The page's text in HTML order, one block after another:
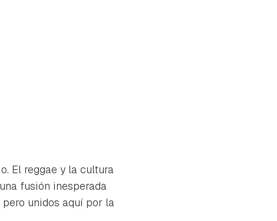
El reggae y la cultura
fusión inesperada
unidos aquí por la